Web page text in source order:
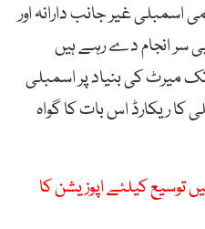
اسمبلی غیر جانب دارانہ اور
سر انجام دے رہے ہیں
میرٹ کی بنیاد پر اسمبلی
کا ریکارڈ اس بات کا گواہ
توسیع کیلئے اپوزیشن کا